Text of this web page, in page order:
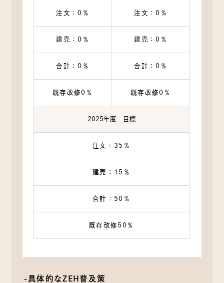
注文：0％ 注文：0％
建売：0％ 建売：0％
合計：0％ 合計：0％
既存改修0％ 既存改修0％
2025年度 目標
注文：35％
建売：15％
合計：50％
既存改修50％
-具体的なZEH普及策